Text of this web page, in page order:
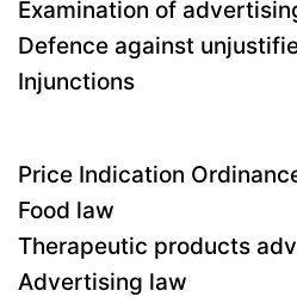
Examination of
Defence against
Injunctions
Price Indication
Food law
Therapeutic products
Advertising law